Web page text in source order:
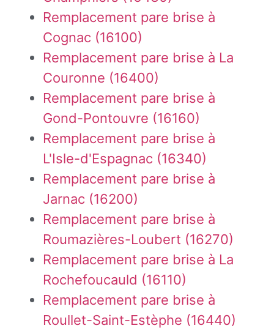
Remplacement pare brise à
Cognac (16100)
Remplacement pare brise à La
Couronne (16400)
Remplacement pare brise à
Gond-Pontouvre (16160)
Remplacement pare brise à
L'Isle-d'Espagnac (16340)
Remplacement pare brise à
Jarnac (16200)
Remplacement pare brise à
Roumazières-Loubert (16270)
Remplacement pare brise à La
Rochefoucauld (16110)
Remplacement pare brise à
Roullet-Saint-Estèphe (16440)